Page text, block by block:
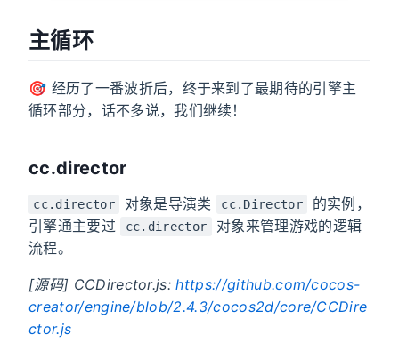
主循环
🎯 经历了一番波折后，终于来到了最期待的引擎主
循环部分，话不多说，我们继续！
cc.director
cc.director 对象是导演类 cc.Director
的实例，
引擎通主要过
cc.director
对象来管理游戏的逻辑
流程。
[源码] CCDirector.js:https://github.com/cocos-
creator/engine/blob/2.4.3/cocos2d/core/CCDire
ctor.js